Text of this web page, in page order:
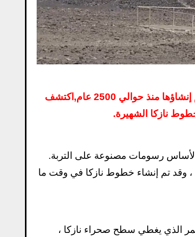
حوالي 2500 عام,
اكتشف
نازكا الشهيرة.
رسومات مصنوعة على التربة.
400 كم ) جنوب العاصمة ليما ، وقد تم إنشاء خطوط نازكا في وقت ما
الذي يغطي سطح صحراء نازكا ،